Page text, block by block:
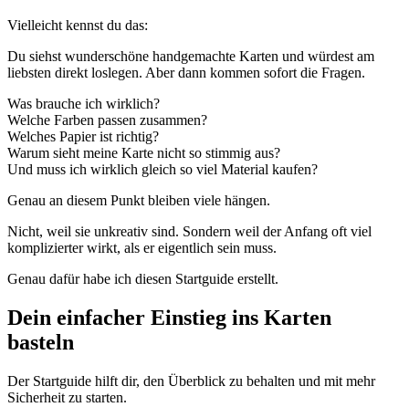
Vielleicht kennst du das:
Du siehst wunderschöne handgemachte Karten und würdest am
liebsten direkt loslegen. Aber dann kommen sofort die Fragen.
Was brauche ich wirklich?
Welche Farben passen zusammen?
Welches Papier ist richtig?
Warum sieht meine Karte nicht so stimmig aus?
Und muss ich wirklich gleich so viel Material kaufen?
Genau an diesem Punkt bleiben viele hängen.
Nicht, weil sie unkreativ sind. Sondern weil der Anfang oft viel
komplizierter wirkt, als er eigentlich sein muss.
Genau dafür habe ich diesen Startguide erstellt.
Dein einfacher Einstieg ins Karten
basteln
Der Startguide hilft dir, den Überblick zu behalten und mit mehr
Sicherheit zu starten.